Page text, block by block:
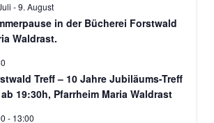
-9. August
in der Bücherei Forstwald
Waldrast.
Treff – 10 Jahre Jubiläums-Treff
19:30h, Pfarrheim Maria Waldrast
- 13:00